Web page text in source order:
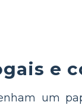
e
um